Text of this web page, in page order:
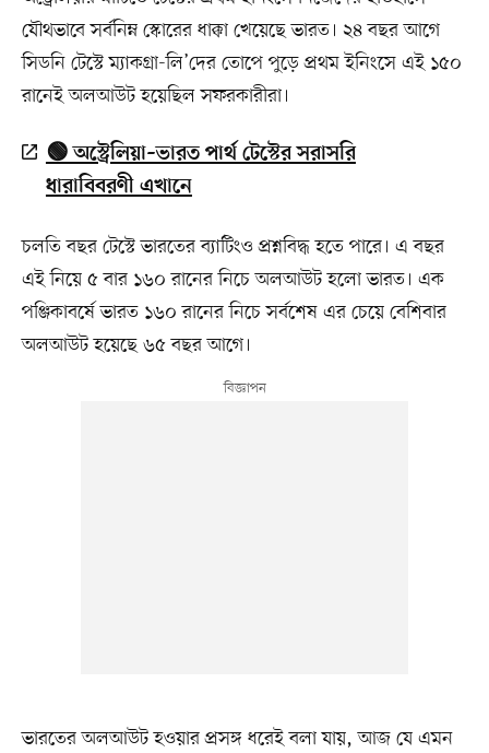
যৌথভাবে সর্বনিম্ন স্কোরের ধাক্কা খেয়েছে ভারত। ২৪ বছর আগে
সিডনি টেস্টে ম্যাকগ্রা-লি’দের তোপে পুড়ে প্রথম ইনিংসে এই ১৫০
রানেই অলআউট হয়েছিল সফরকারীরা।
🟢 অস্ট্রেলিয়া–ভারত পার্থ টেস্টের সরাসরি
ধারাবিবরণী এখানে
চলতি বছর টেস্টে ভারতের ব্যাটিংও প্রশ্নবিদ্ধ হতে পারে। এ বছর
এই নিয়ে ৫ বার ১৬০ রানের নিচে অলআউট হলো ভারত। এক
পঞ্জিকাবর্ষে ভারত ১৬০ রানের নিচে সর্বশেষ এর চেয়ে বেশিবার
অলআউট হয়েছে ৬৫ বছর আগে।
ভারতের অলআউট হওয়ার প্রসঙ্গ ধরেই বলা যায়, আজ যে এমন